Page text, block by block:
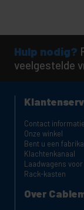
Hulp nodig?
veelgestelde
Contact informatie
Onze winkel
Bent u een
Klachtenkanaal
Laadwagens
Rack-kasten
Over